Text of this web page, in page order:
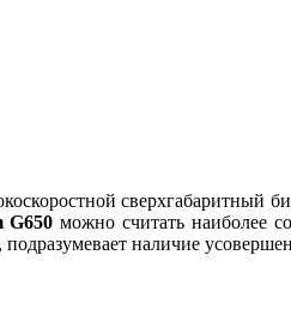
сверхгабаритный
G650 можно считать наиболее
наличие